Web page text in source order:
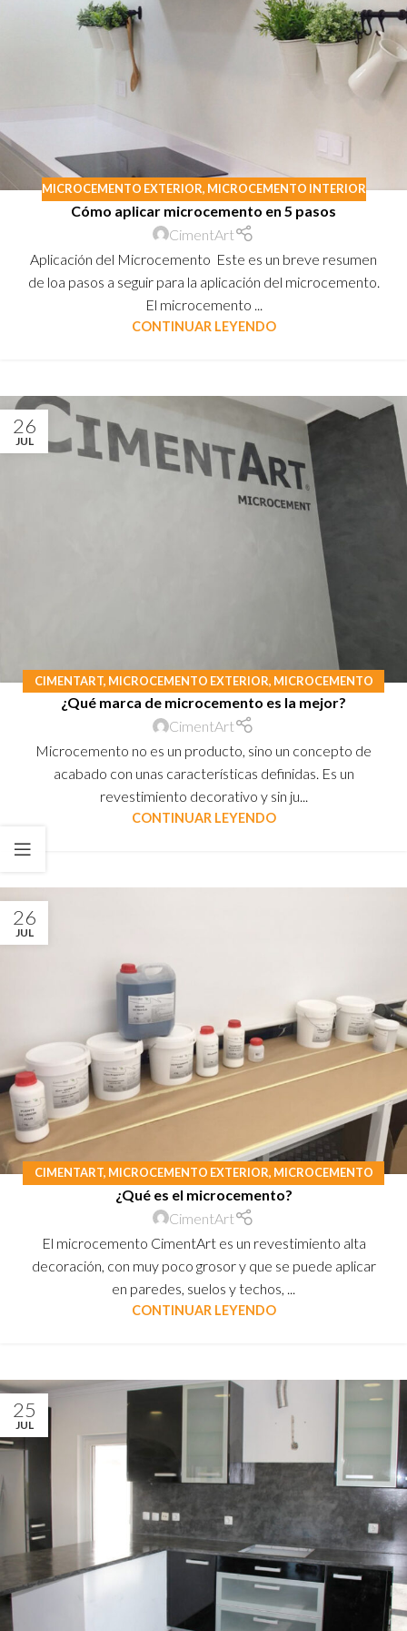
MICROCEMENTO EXTERIOR, MICROCEMENTO INTERIOR
Cómo aplicar microcemento en 5 pasos
CimentArt
Aplicación del Microcemento Este es un breve resumen
de loa pasos a seguir para la aplicación del microcemento.
El microcemento ...
CONTINUAR LEYENDO
26
JUL
CIMENTART, MICROCEMENTO EXTERIOR, MICROCEMENTO
INTERIOR
¿Qué marca de microcemento es la mejor?
CimentArt
Microcemento no es un producto, sino un concepto de
acabado con unas características definidas. Es un
revestimiento decorativo y sin ju...
CONTINUAR LEYENDO
26
JUL
CIMENTART, MICROCEMENTO EXTERIOR, MICROCEMENTO
INTERIOR
¿Qué es el microcemento?
CimentArt
El microcemento CimentArt es un revestimiento alta
decoración, con muy poco grosor y que se puede aplicar
en paredes, suelos y techos, ...
CONTINUAR LEYENDO
25
JUL